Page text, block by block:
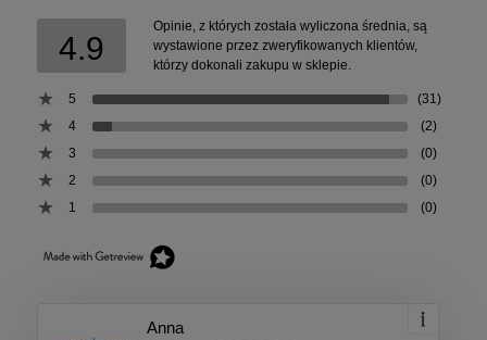
4.9
Opinie, z których została wyliczona średnia, są
wystawione przez zweryfikowanych klientów,
którzy dokonali zakupu w sklepie.
5
(31)
4
(2)
3
(0)
2
(0)
1
(0)
Anna